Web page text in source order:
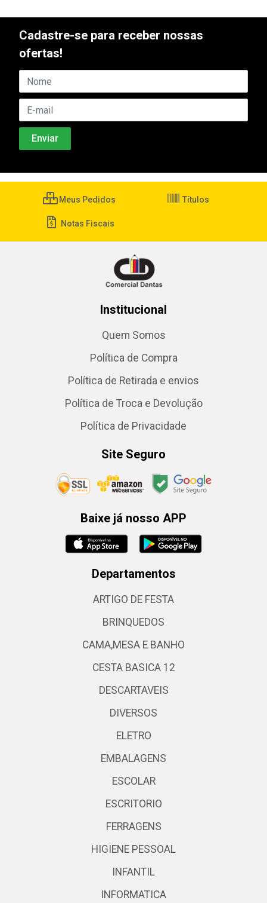
Cadastre-se para receber nossas
ofertas!
Meus Pedidos Títulos
Notas Fiscais
Institucional
Quem Somos
Política de Compra
Política de Retirada e envios
Política de Troca e Devolução
Política de Privacidade
Site Seguro
Baixe já nosso APP
Departamentos
ARTIGO DE FESTA
BRINQUEDOS
CAMA,MESA E BANHO
CESTA BASICA 12
DESCARTAVEIS
DIVERSOS
ELETRO
EMBALAGENS
ESCOLAR
ESCRITORIO
FERRAGENS
HIGIENE PESSOAL
INFANTIL
INFORMATICA